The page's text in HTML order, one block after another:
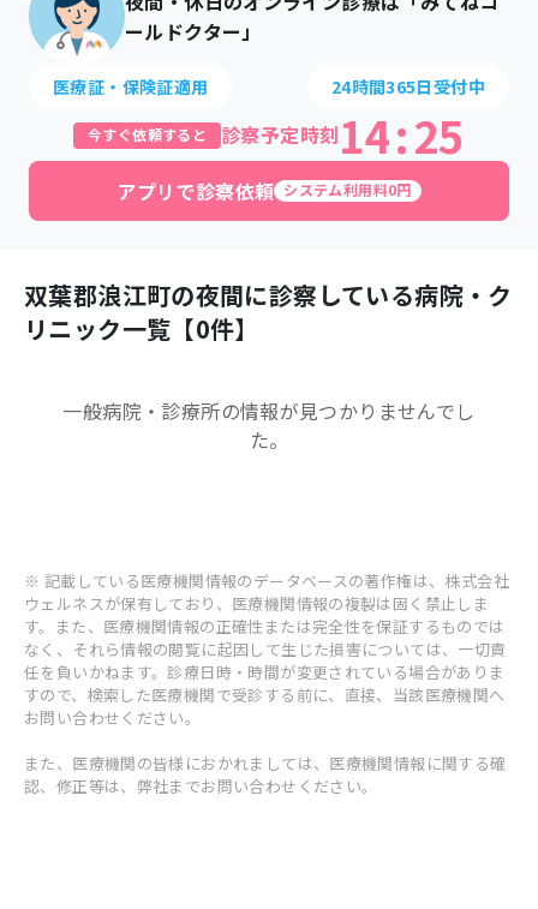
ールドクター」
医療証・保険証適用 24時間365日受付中
今すぐ依頼すると 診察予定時刻14:25
アプリで診察依頼 システム利用料0円
双葉郡浪江町の夜間に診察している病院・ク
リニック一覧【0件】
一般病院・診療所の情報が見つかりませんでし
た。
※ 記載している医療機関情報のデータベースの著作権は、株式会社
ウェルネスが保有しており、医療機関情報の複製は固く禁止しま
す。また、医療機関情報の正確性または完全性を保証するものでは
なく、それら情報の閲覧に起因して生じた損害については、一切責
任を負いかねます。診療日時・時間が変更されている場合がありま
すので、検索した医療機関で受診する前に、直接、当該医療機関へ
お問い合わせください。
また、医療機関の皆様におかれましては、医療機関情報に関する確
認、修正等は、弊社までお問い合わせください。